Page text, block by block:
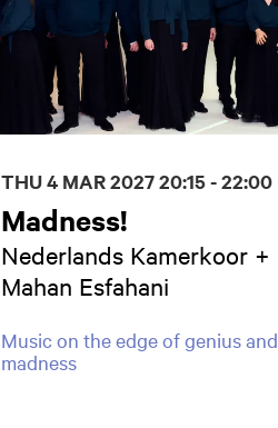
Madness!
Nederlands Kamerkoor +
Mahan Esfahani
Music on the edge of genius and
madness
THU 4 MAR 202720:15 - 22:00